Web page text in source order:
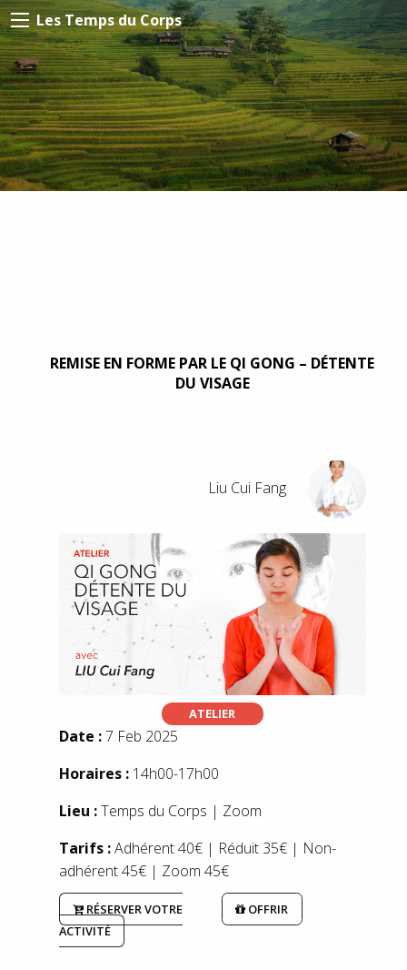
Les Temps du Corps
REMISE EN FORME PAR LE QI GONG – DÉTENTE
DU VISAGE
Liu Cui Fang
ATELIER
Date :7 Feb 2025
Horaires :14h00-17h00
Lieu :Temps du Corps | Zoom
Tarifs :Adhérent 40€ | Réduit 35€ | Non-
adhérent 45€ | Zoom 45€
RÉSERVER VOTRE
ACTIVITÉ
OFFRIR